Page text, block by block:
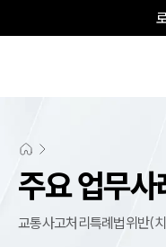
주요 업무사
교통사고처리특례법위반(